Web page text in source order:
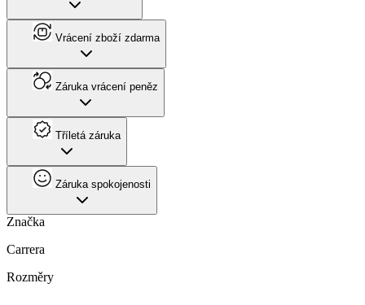
Vrácení zboží zdarma
Záruka vrácení peněz
Tříletá záruka
Záruka spokojenosti
Značka
Carrera
Rozměry